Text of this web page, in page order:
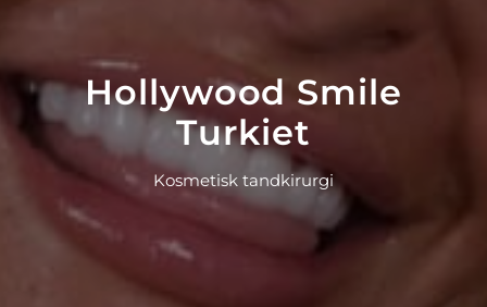
Hollywood Smile
Turkiet
Kosmetisk tandkirurgi